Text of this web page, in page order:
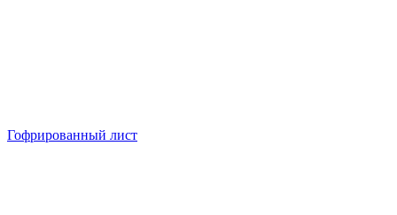
Гофрированный лист